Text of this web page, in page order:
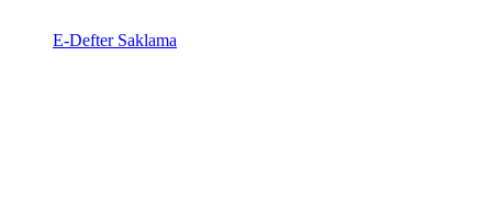
E-Defter Saklama